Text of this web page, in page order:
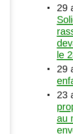
29
le
29
23
au